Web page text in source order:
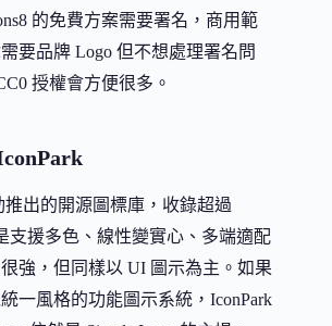
的免費方案需要署名，商用範
要品牌 Logo 但不想處理署名問
授權會方便很多。
推出的開源圖標庫，收錄超過
支援多色、線性變實心、多端適配
強，但同樣以 UI 圖示為主。如果
一風格的功能圖示系統，IconPark